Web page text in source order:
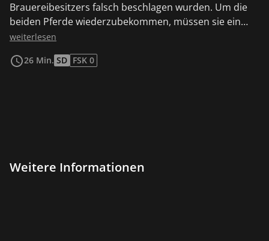
Brauereibesitzers falsch beschlagen wurden. Um die
beiden Pferde wiederzubekommen, müssen sie ein
weiteres Rennen gewinnen!
weiterlesen
26 Min. SD FSK 0
Weitere Informationen